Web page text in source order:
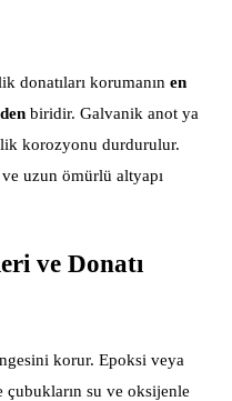
donatıları korumanın en
biridir. Galvanik anot ya
korozyonu durdurulur.
uzun ömürlü altyapı
ve Donatı
korur. Epoksi veya
çubukların su ve oksijenle